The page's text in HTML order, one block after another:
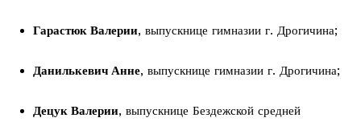
Гарастюк Валерии, выпускнице гимназии г. Дрогичина;
Данилькевич Анне, выпускнице гимназии г. Дрогичина;
Децук Валерии, выпускнице Бездежской средней